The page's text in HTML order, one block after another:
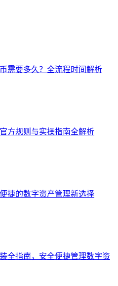
需要多久？全流程时间解析
方规则与实操指南全解析
捷的数字资产管理新选择
全指南，安全便捷管理数字资